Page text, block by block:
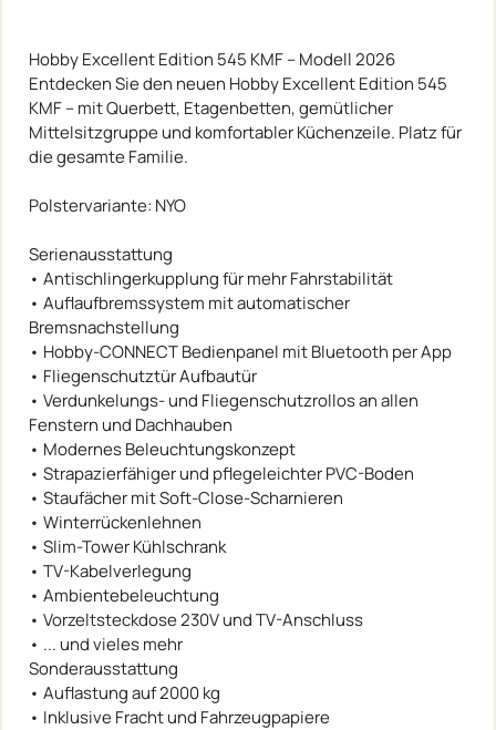
Hobby Excellent Edition 545 KMF – Modell 2026
Entdecken Sie den neuen Hobby Excellent Edition 545
KMF – mit Querbett, Etagenbetten, gemütlicher
Mittelsitzgruppe und komfortabler Küchenzeile. Platz für
die gesamte Familie.
Polstervariante: NYO
Serienausstattung
• Antischlingerkupplung für mehr Fahrstabilität
• Auflaufbremssystem mit automatischer
Bremsnachstellung
• Hobby-CONNECT Bedienpanel mit Bluetooth per App
• Fliegenschutztür Aufbautür
• Verdunkelungs- und Fliegenschutzrollos an allen
Fenstern und Dachhauben
• Modernes Beleuchtungskonzept
• Strapazierfähiger und pflegeleichter PVC-Boden
• Staufächer mit Soft-Close-Scharnieren
• Winterrückenlehnen
• Slim-Tower Kühlschrank
• TV-Kabelverlegung
• Ambientebeleuchtung
• Vorzeltsteckdose 230V und TV-Anschluss
• ... und vieles mehr
Sonderausstattung
• Auflastung auf 2000 kg
• Inklusive Fracht und Fahrzeugpapiere